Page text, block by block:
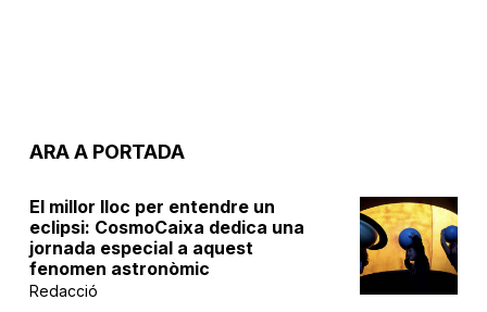
ARA A PORTADA
El millor lloc per entendre un
eclipsi: CosmoCaixa dedica una
jornada especial a aquest
fenomen astronòmic
Redacció